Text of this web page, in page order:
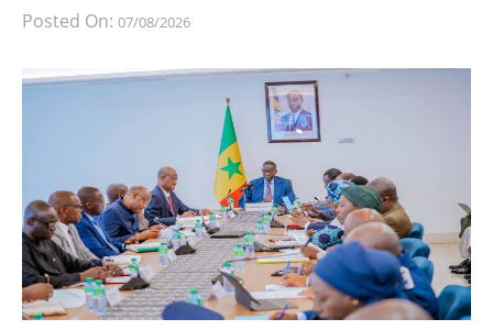
Posted On: 07/08/2026